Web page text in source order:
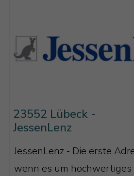
23552 Lübeck -
JessenLenz
JessenLenz - Die erste
wenn es um